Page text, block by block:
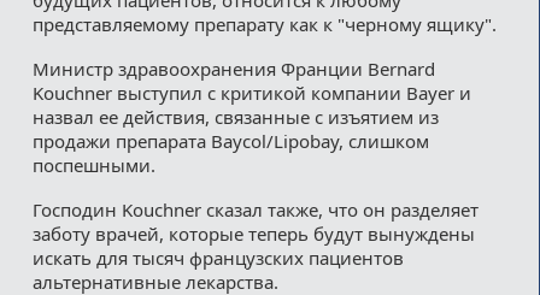
представляемому препарату как к "черному ящику".
Министр здравоохранения Франции Bernard
Kouchner выступил с критикой компании Bayer и
назвал ее действия, связанные с изъятием из
продажи препарата Baycol/Lipobay, слишком
поспешными.
Господин Kouchner сказал также, что он разделяет
заботу врачей, которые теперь будут вынуждены
искать для тысяч французских пациентов
альтернативные лекарства.